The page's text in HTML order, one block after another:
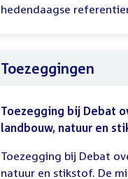
hedendaagse
Toezeggingen
Toezegging bij Debat
landbouw, natuur en
Toezegging bij Debat
natuur en stikstof. De